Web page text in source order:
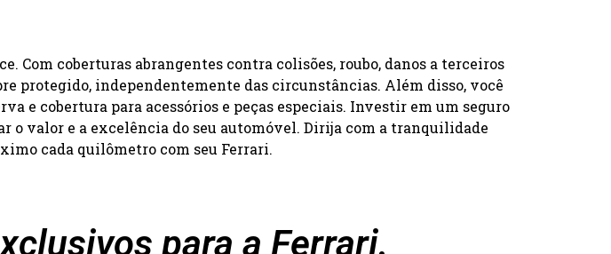
Com coberturas abrangentes contra colisões, roubo, danos a terceiros
protegido, independentemente das circunstâncias. Além disso, você
e cobertura para acessórios e peças especiais. Investir em um seguro
o valor e a excelência do seu automóvel. Dirija com a tranquilidade
cada quilômetro com seu Ferrari.
para a Ferrari.